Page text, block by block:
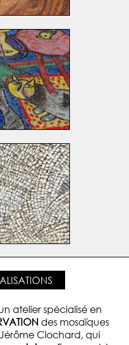
RÉALISATIONS
atelier spécialisé en
des mosaïques
Clochard, qui